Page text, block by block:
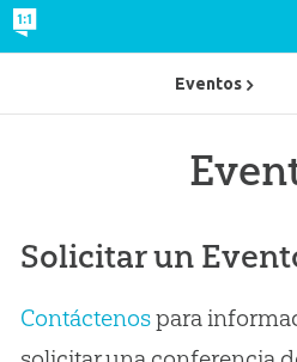
Solicitar un
Contáctenospara
Eventos